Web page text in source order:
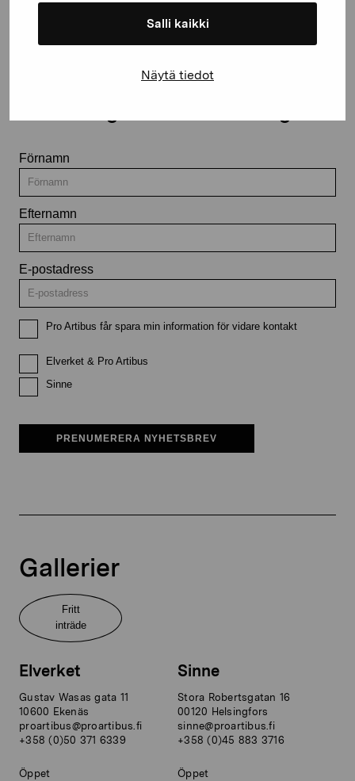
Salli kaikki
Näytä tiedot
Håll dig uppdaterad om aktuella
Förnamn
Efternamn
E-postadress
Pro Artibus får spara min information för vidare kontakt
Elverket & Pro Artibus
Sinne
PRENUMERERA NYHETSBREV
Gallerier
Fritt
inträde
Elverket
Gustav Wasas gata 11
10600 Ekenäs
proartibus@proartibus.fi
+358 (0)50 371 6339
Öppet
Sinne
Stora Robertsgatan 16
00120 Helsingfors
sinne@proartibus.fi
+358 (0)45 883 3716
Öppet